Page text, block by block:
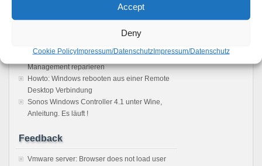
Accept
Deny
Cookie PolicyImpressum/DatenschutzImpressum/Datenschutz
Die Autoupdatefunktion von WordPress
Das Ubuntu Software Center / APT Package
Management reparieren
Howto: Windows rebooten aus einer Remote
Desktop Verbindung
Sonos Windows Controller 4.1 unter Wine,
Anleitung. Es läuft !
Feedback
Vmware server: Browser does not load user